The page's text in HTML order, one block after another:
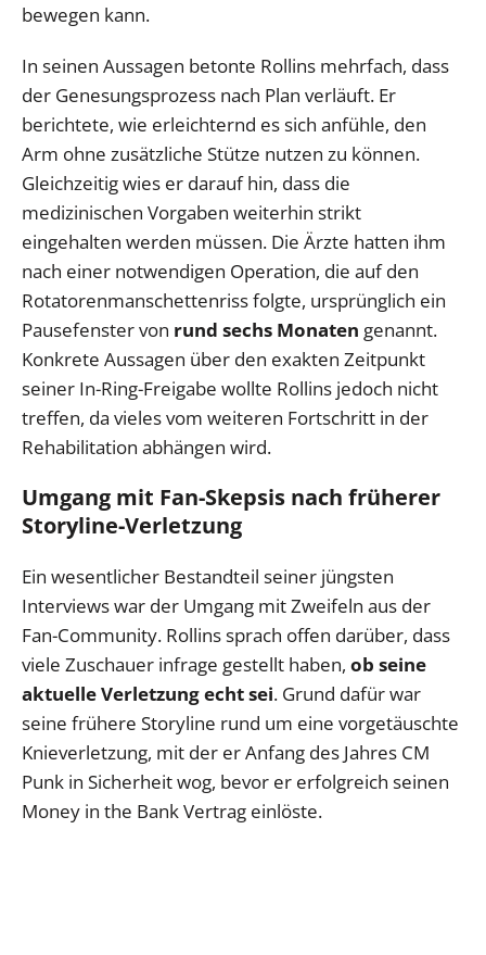
bewegen kann.
In seinen Aussagen betonte Rollins mehrfach, dass
der Genesungsprozess nach Plan verläuft. Er
berichtete, wie erleichternd es sich anfühle, den
Arm ohne zusätzliche Stütze nutzen zu können.
Gleichzeitig wies er darauf hin, dass die
medizinischen Vorgaben weiterhin strikt
eingehalten werden müssen. Die Ärzte hatten ihm
nach einer notwendigen Operation, die auf den
Rotatorenmanschettenriss folgte, ursprünglich ein
Pausefenster von rund sechs Monaten genannt.
Konkrete Aussagen über den exakten Zeitpunkt
seiner In-Ring-Freigabe wollte Rollins jedoch nicht
treffen, da vieles vom weiteren Fortschritt in der
Rehabilitation abhängen wird.
Umgang mit Fan-Skepsis nach früherer
Storyline-Verletzung
Ein wesentlicher Bestandteil seiner jüngsten
Interviews war der Umgang mit Zweifeln aus der
Fan-Community. Rollins sprach offen darüber, dass
viele Zuschauer infrage gestellt haben, ob seine
aktuelle Verletzung echt sei. Grund dafür war
seine frühere Storyline rund um eine vorgetäuschte
Knieverletzung, mit der er Anfang des Jahres CM
Punk in Sicherheit wog, bevor er erfolgreich seinen
Money in the Bank Vertrag einlöste.